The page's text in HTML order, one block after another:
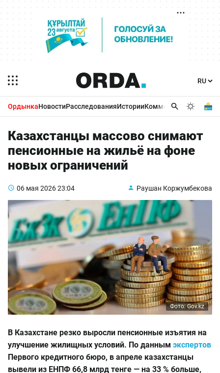
ОрдынкаНовостиРасследованияИсторииКомментарииБизнес
Казахстанцы массово снимают
пенсионные на жильё на фоне
новых ограничений
06 мая 202623:04 Раушан Коржумбекова
Фото: Gov.kz
В Казахстане резко выросли пенсионные изъятия на
улучшение жилищных условий. По данным экспертов
Первого кредитного бюро, в апреле казахстанцы
вывели из ЕНПФ 66,8 млрд тенге — на 33 % больше,